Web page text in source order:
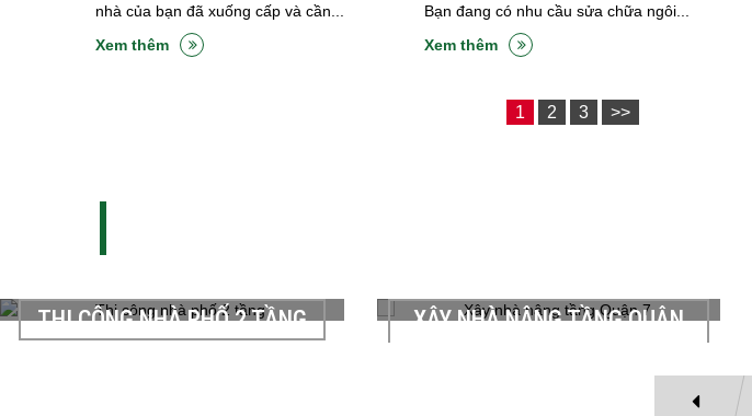
nhà của bạn đã xuống cấp và cần...
Xem thêm
Bạn đang có nhu cầu sửa chữa ngôi...
Xem thêm
1 2 3 >>
XÂY NHÀ NÂNG TẦNG QUẬN
7
SỬA CHỮA NHÀ CẢI TẠO